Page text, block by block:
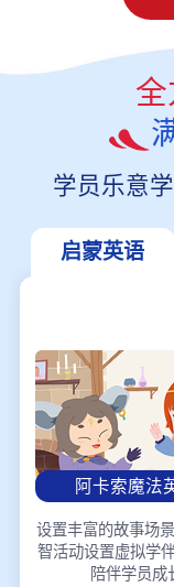
学员乐意
启蒙英语
阿卡索魔法
设置丰富的故事场
智活动设置虚拟学
陪伴学员成